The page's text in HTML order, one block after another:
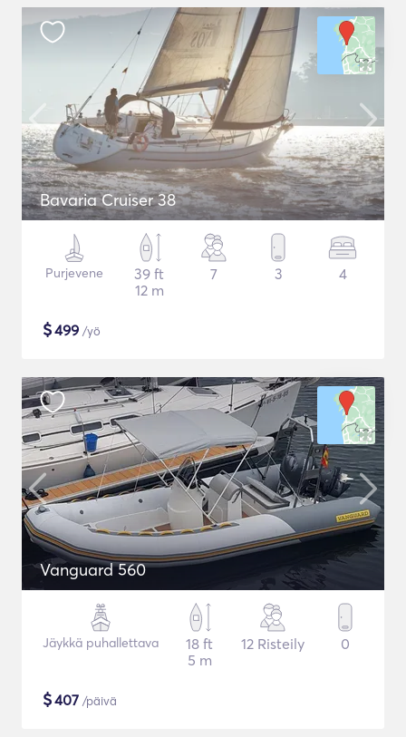
Bavaria Cruiser 38
Purjevene
39 ft
12 m
7 3 4
$499 /yö
Vanguard 560
Jäykkä puhallettava
18 ft
5 m
12 Risteily 0
$407 /päivä